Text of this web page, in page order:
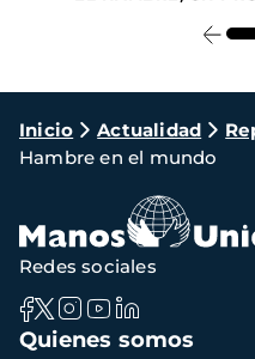
Ruta
de
navegación
Inicio Actualidad
Hambre en el mundo
Navegación
Quienes somos
Redes sociales